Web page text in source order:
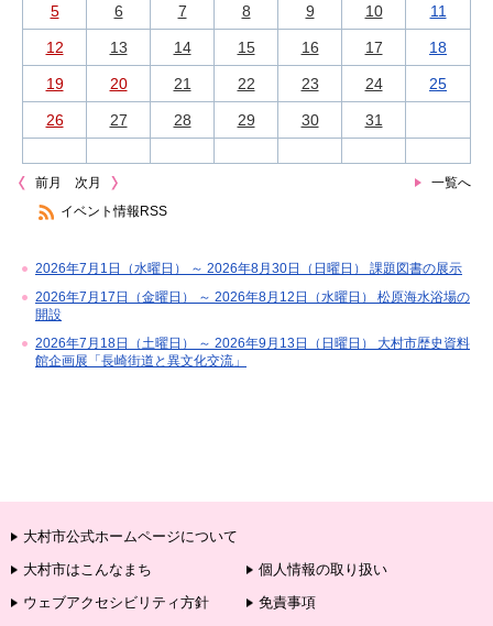
5 6 7 8 9 10 11
12 13 14 15 16 17 18
19 20 21 22 23 24 25
26 27 28 29 30 31
前月 一覧へ
次月
イベント情報RSS
2026年7月1日（水曜日） ～ 2026年8月30日（日曜日） 課題図書の展示
2026年7月17日（金曜日） ～ 2026年8月12日（水曜日） 松原海水浴場の
開設
2026年7月18日（土曜日） ～ 2026年9月13日（日曜日） 大村市歴史資料
館企画展「長崎街道と異文化交流」
大村市公式ホームページについて
大村市はこんなまち
個人情報の取り扱い
ウェブアクセシビリティ方針
免責事項